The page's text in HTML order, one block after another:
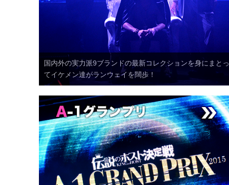
国内外の実力派9ブランドの最新コレクションを身にまとっ
てイケメン達がランウェイを闊歩！